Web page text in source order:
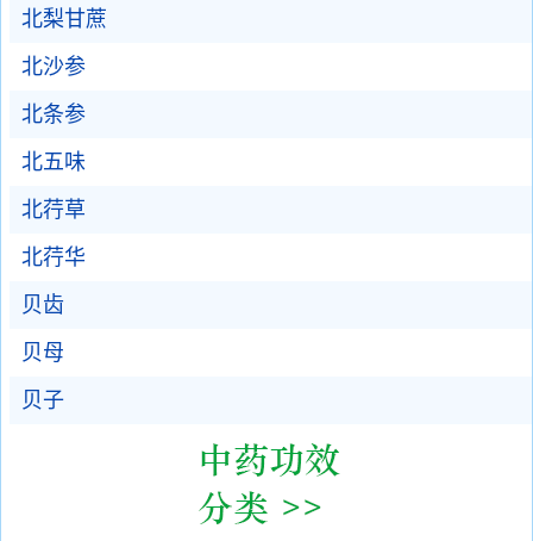
北梨甘蔗
北沙参
北条参
北五味
北荇草
北荇华
贝齿
贝母
贝子